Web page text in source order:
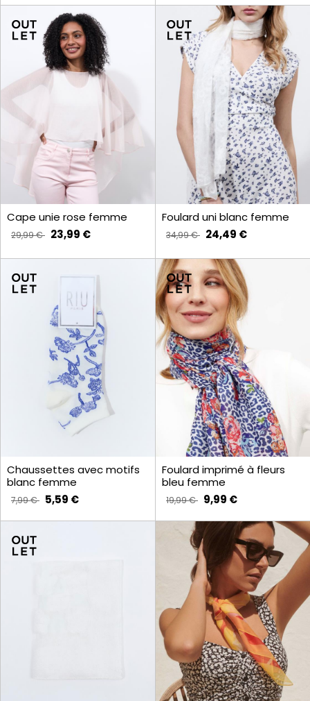
Cape unie rose femme
29,99 € 23,99 €
Foulard uni blanc femme
34,99 € 24,49 €
Chaussettes avec motifs
blanc femme
7,99 € 5,59 €
Foulard imprimé à fleurs
bleu femme
19,99 € 9,99 €